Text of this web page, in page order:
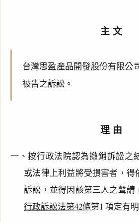
主文
台灣思盈產品開發股份有限公
被告之訴訟。
理由
一、按行政法院認為撤銷訴訟之
或法律上利益將受損害者，得
訴訟，並得因該第三人之聲請
行政訴訟法第42條第1 項定有